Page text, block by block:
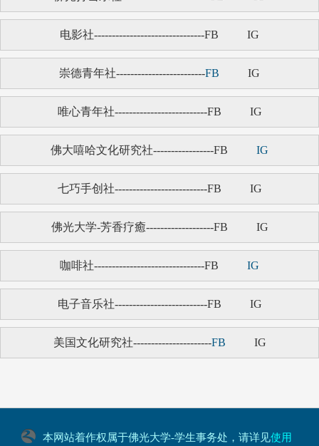
电影社-------------------------------FB IG
崇德青年社-------------------------FB IG
唯心青年社--------------------------FB IG
佛大嘻哈文化研究社-----------------FB IG
七巧手创社--------------------------FB IG
佛光大学-芳香疗癒-------------------FB IG
咖啡社-------------------------------FB IG
电子音乐社--------------------------FB IG
美国文化研究社----------------------FB IG
本网站着作权属于佛光大学-学生事务处，请详见使用